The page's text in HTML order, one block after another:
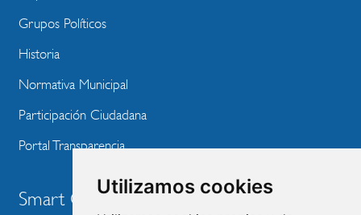
Utilizamos cookies
Grupos Políticos
Historia
Normativa Municipal
Participación Ciudadana
Portal Transparencia
Smart City